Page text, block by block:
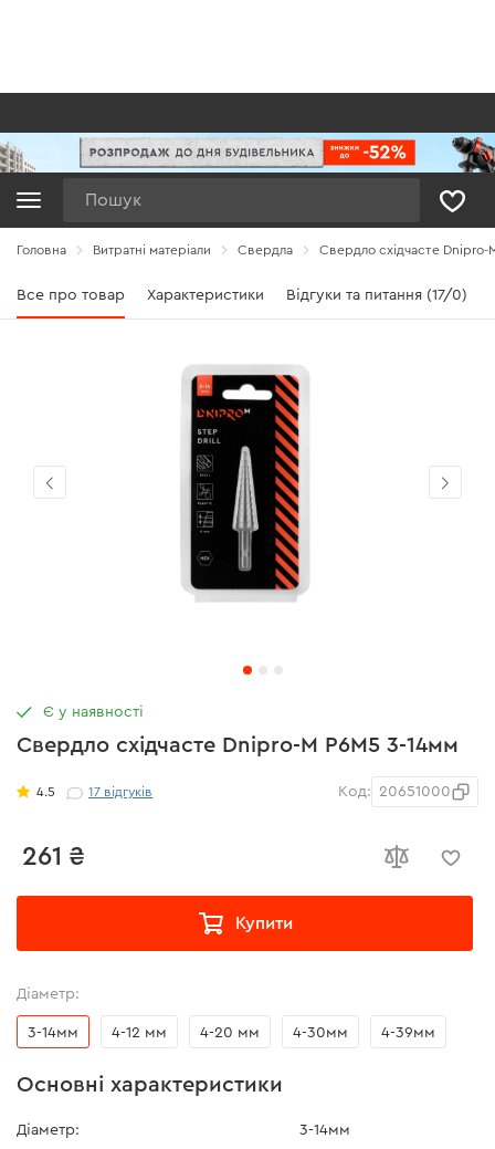
Головна Витратні матеріали Свердла Свердло східчасте Dnipro-
Все про товар Характеристики Відгуки та питання (17/0)
Свердло східчасте Dnipro-M Р6М5 3-14мм
4.5 17 відгуків Код: 20651000
261 ₴
Купити
Є у наявності
Діаметр:
3-14мм 4-12 мм 4-20 мм 4-30мм 4-39мм
Основні характеристики
Діаметр: 3-14мм